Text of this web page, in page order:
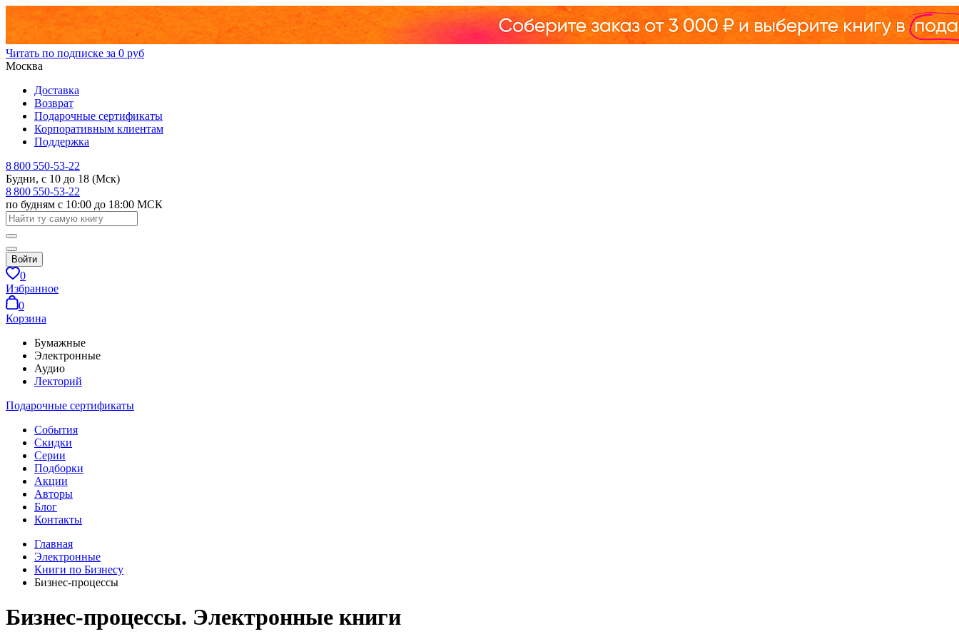
Читать по подписке за 0 руб
Москва
Доставка
Возврат
Подарочные сертификаты
Корпоративным клиентам
Поддержка
8 800 550-53-22
Будни, с 10 до 18 (Мск)
8 800 550-53-22
по будням с 10:00 до 18:00 МСК
Войти
0
Избранное
0
Корзина
Бумажные
Электронные
Аудио
Лекторий
Подарочные сертификаты
События
Скидки
Серии
Подборки
Акции
Авторы
Блог
Контакты
Главная
Электронные
Книги по Бизнесу
Бизнес-процессы
Бизнес-процессы. Электронные книги